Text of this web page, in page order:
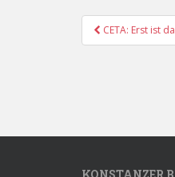
PostCETA: Erst ist